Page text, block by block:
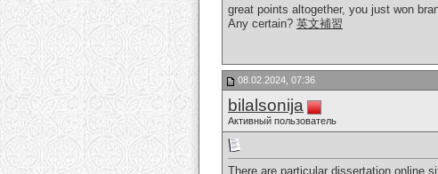
great points altogether, you just won
Any certain? 英文補習
08.02.2024, 07:36
bilalsonija
Активный пользователь
There are particular dissertation online